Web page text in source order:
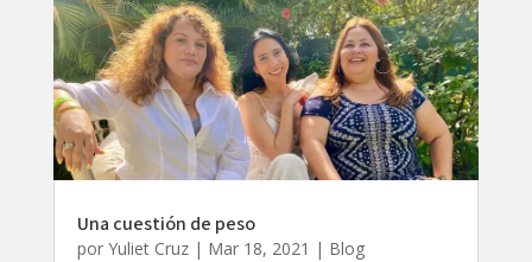
Una cuestión de peso
por Yuliet Cruz| Mar 18, 2021 | Blog